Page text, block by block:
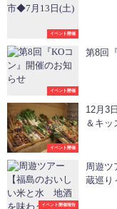
イベント開催
イベント開催
第8回
イベント開催
12月3日（日）
＆キッ
イベント開催報告
周遊
蔵巡